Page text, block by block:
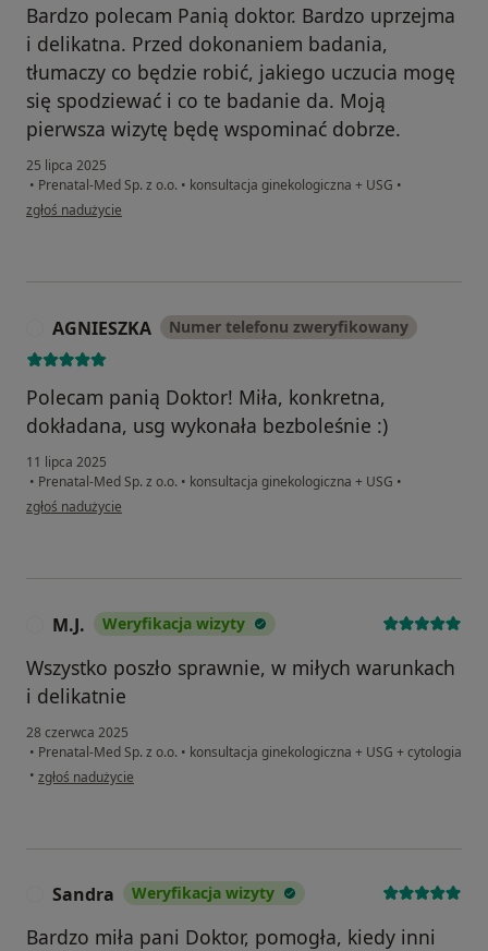
Bardzo polecam Panią doktor. Bardzo uprzejma
i delikatna. Przed dokonaniem badania,
tłumaczy co będzie robić, jakiego uczucia mogę
się spodziewać i co te badanie da. Moją
pierwsza wizytę będę wspominać dobrze.
25 lipca 2025
• Prenatal-Med Sp. z o.o. • konsultacja ginekologiczna + USG •
w opinii użytkownika m.o
zgłoś nadużycie
AGNIESZKA Numer telefonu zweryfikowany
Polecam panią Doktor! Miła, konkretna,
dokładana, usg wykonała bezboleśnie :)
11 lipca 2025
• Prenatal-Med Sp. z o.o. • konsultacja ginekologiczna + USG •
w opinii użytkownika AGNIESZKA
zgłoś nadużycie
M.J. Weryfikacja wizyty
Wszystko poszło sprawnie, w miłych warunkach
i delikatnie
28 czerwca 2025
• Prenatal-Med Sp. z o.o. • konsultacja ginekologiczna + USG + cytologia
• w opinii użytkownika M.J.
zgłoś nadużycie
Sandra Weryfikacja wizyty
Bardzo miła pani Doktor, pomogła, kiedy inni